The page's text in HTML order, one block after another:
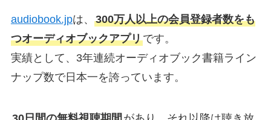
audiobook.jpは、 300万人以上の会員登録者数をも
つオーディオブックアプリです。
実績として、3年連続オーディオブック書籍ライン
ナップ数で日本一を誇っています。